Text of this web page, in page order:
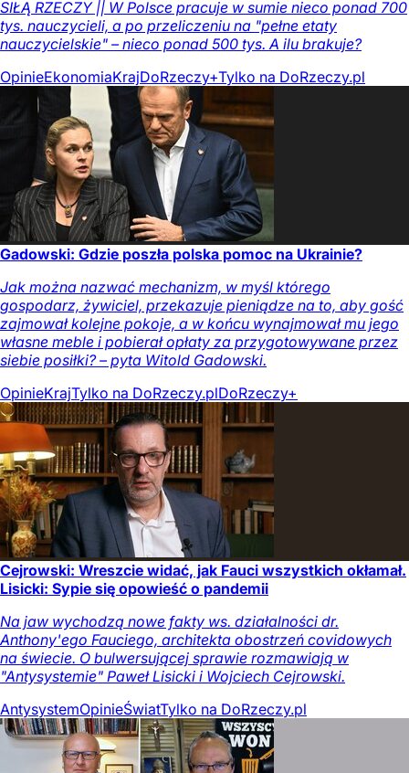
SIŁĄ RZECZY || W Polsce pracuje w sumie nieco ponad 700
tys. nauczycieli, a po przeliczeniu na "pełne etaty
nauczycielskie" – nieco ponad 500 tys. A ilu brakuje?
OpinieEkonomiaKrajDoRzeczy+Tylko na DoRzeczy.pl
Gadowski: Gdzie poszła polska pomoc na Ukrainie?
Jak można nazwać mechanizm, w myśl którego
gospodarz, żywiciel, przekazuje pieniądze na to, aby gość
zajmował kolejne pokoje, a w końcu wynajmował mu jego
własne meble i pobierał opłaty za przygotowywane przez
siebie posiłki? – pyta Witold Gadowski.
OpinieKrajTylko na DoRzeczy.plDoRzeczy+
Cejrowski: Wreszcie widać, jak Fauci wszystkich okłamał.
Lisicki: Sypie się opowieść o pandemii
Na jaw wychodzą nowe fakty ws. działalności dr.
Anthony'ego Fauciego, architekta obostrzeń covidowych
na świecie. O bulwersującej sprawie rozmawiają w
"Antysystemie" Paweł Lisicki i Wojciech Cejrowski.
AntysystemOpinieŚwiatTylko na DoRzeczy.pl